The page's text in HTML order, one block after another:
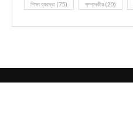
শিক্ষা ব্যবস্থা (75) সম্পাদকীয় (20)